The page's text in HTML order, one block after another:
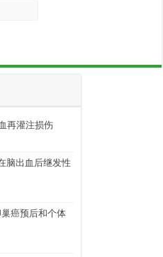
再灌注损伤
脑出血后继发性
癌预后和个体